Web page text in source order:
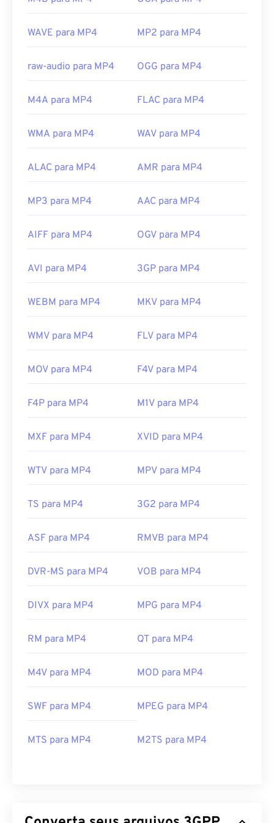
contêiner (um codec de áudio ou vídeo) não são
dispositivo. Para resolver esse problema,
Desenvolvido por: Moving Picture Experts Group
Norma:ISO/IEC 14496
Lançamento inicial:
1999
https://en.wikipedia.org/wiki/MPEG-4
4.html
WAVE para MP4 MP2 para MP4
raw-audio para MP4 OGG para MP4
M4A para MP4 FLAC para MP4
WMA para MP4 WAV para MP4
ALAC para MP4 AMR para MP4
MP3 para MP4 AAC para MP4
AIFF para MP4 OGV para MP4
AVI para MP4 3GP para MP4
WEBM para MP4 MKV para MP4
WMV para MP4 FLV para MP4
MOV para MP4 F4V para MP4
F4P para MP4 M1V para MP4
MXF para MP4 XVID para MP4
WTV para MP4 MPV para MP4
TS para MP4 3G2 para MP4
ASF para MP4 RMVB para MP4
DVR-MS para MP4 VOB para MP4
DIVX para MP4 MPG para MP4
RM para MP4 QT para MP4
M4V para MP4 MOD para MP4
SWF para MP4 MPEG para MP4
MTS para MP4 M2TS para MP4